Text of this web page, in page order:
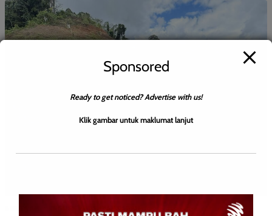
Sponsored
Ready to get noticed? Advertise with us!
Klik gambar untuk maklumat lanjut